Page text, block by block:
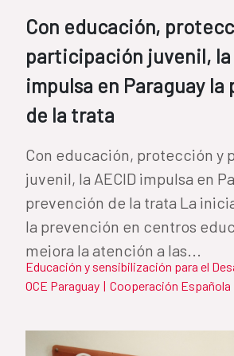
Con educación,
participación juvenil, la
impulsa en Paraguay
de la trata
Con educación, protección y
juvenil, la AECID impulsa en
prevención de la trata La
la prevención en centros
mejora la atención a las...
Educación y sensibilización para el
OCE Paraguay | Cooperación Española